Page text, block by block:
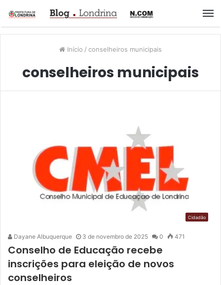
Início / conselheiros municipais
conselheiros municipais
Cidadão
Dayane Albuquerque 3 de novembro de 2025 0 471
Conselho de Educação recebe
inscrições para eleição de novos
conselheiros